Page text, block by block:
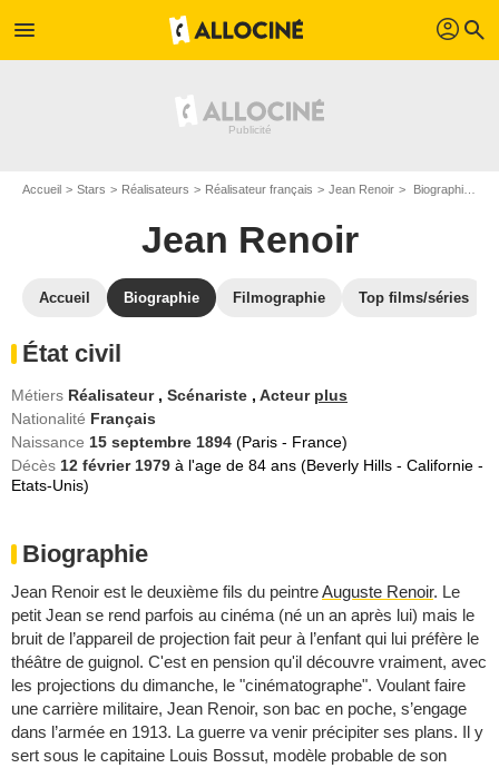
menu profil search
Accueil Stars Réalisateurs Réalisateur français Jean Renoir Biographie Jean Renoir
Jean Renoir
Accueil Biographie Filmographie Top films/séries
État civil
Métiers Réalisateur , Scénariste , Acteur plus
Nationalité Français
Naissance 15 septembre 1894 (Paris - France)
Décès 12 février 1979 à l'age de 84 ans (Beverly Hills - Californie -
Etats-Unis)
Biographie
Jean Renoir est le deuxième fils du peintreAuguste Renoir. Le
petit Jean se rend parfois au cinéma (né un an après lui) mais le
bruit de l’appareil de projection fait peur à l’enfant qui lui préfère le
théâtre de guignol. C'est en pension qu'il découvre vraiment, avec
les projections du dimanche, le "cinématographe". Voulant faire
une carrière militaire, Jean Renoir, son bac en poche, s’engage
dans l’armée en 1913. La guerre va venir précipiter ses plans. Il y
sert sous le capitaine Louis Bossut, modèle probable de son